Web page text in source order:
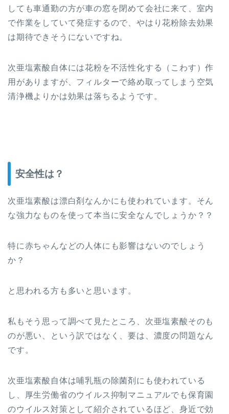
しても車通勤の方が車の窓を閉めて会社に来て、室内
で作業をしていて発症するので、やはり花粉除去効果
は期待できそうにないですね。
次亜塩素酸自体には花粉を不活性化する（こわす）作
用がありますが、フィルターで絡め取ってしまう空気
清浄機よりかは効果は落ちるようです。
安全性は？
次亜塩素酸は漂白剤なんかにも使われています。そん
な強力なものを使って本当に安全なんでしょうか？？
特に赤ちゃんなどの人体にも影響はないのでしょう
か？
と思われる方も多いと思います。
私もそう思って調べて見たところ、次亜塩素酸そのも
のが悪い、という訳ではなく、要は、濃度の問題なん
です。
次亜塩素酸自体は哺乳瓶の除菌剤にも使われている
し、厚生労働省のウイルス抑制マニュアルでも保育園
のウイルス対策として紹介されているほど、身近で効